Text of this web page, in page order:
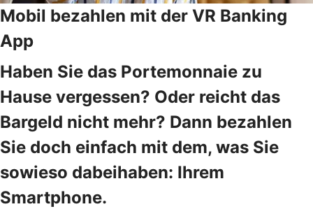
Mobil bezahlen mit der VR Banking
App
Haben Sie das Portemonnaie zu
Hause vergessen? Oder reicht das
Bargeld nicht mehr? Dann bezahlen
Sie doch einfach mit dem, was Sie
sowieso dabeihaben: Ihrem
Smartphone.